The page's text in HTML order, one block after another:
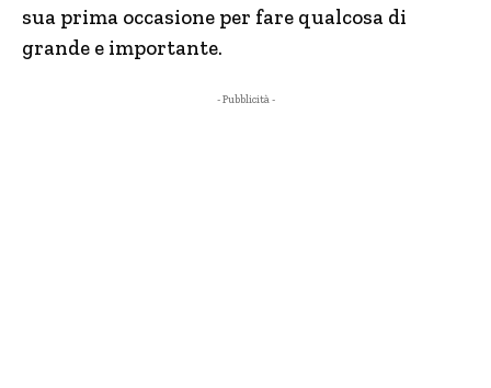
sua prima occasione per fare qualcosa di
grande e importante.
- Pubblicità -